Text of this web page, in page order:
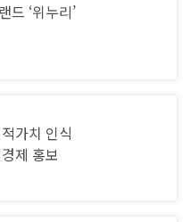
드 ‘위누리’
가치 인식
제 홍보